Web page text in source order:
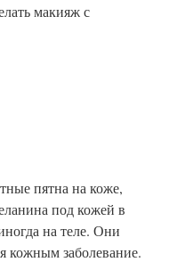
макияж с
пятна на коже,
под кожей в
на теле. Они
кожным заболевание.